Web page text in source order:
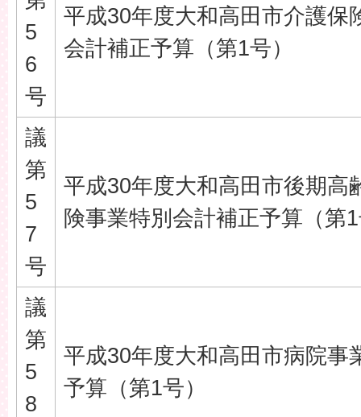
5
6
号
平成30年度大和高田市介護保
会計補正予算（第1号）
議
第
5
7
号
平成30年度大和高田市後期高
険事業特別会計補正予算（第
議
第
5
8
平成30年度大和高田市病院事
予算（第1号）